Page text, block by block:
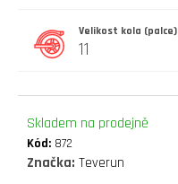
Velikost kola (palce)
11
Skladem na prodejně
Kód: 872
Značka: Teverun
M